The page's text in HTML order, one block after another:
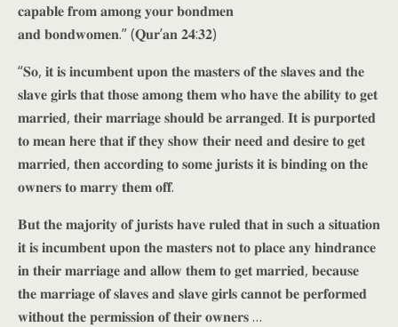
𝐜𝐚𝐩𝐚𝐛𝐥𝐞 𝐟𝐫𝐨𝐦 𝐚𝐦𝐨𝐧𝐠 𝐲𝐨𝐮𝐫 𝐛𝐨𝐧𝐝𝐦𝐞𝐧
𝐚𝐧𝐝 𝐛𝐨𝐧𝐝𝐰𝐨𝐦𝐞𝐧.” (𝐐𝐮𝐫’𝐚𝐧 𝟐𝟒:𝟑𝟐)
“𝐒𝐨, 𝐢𝐭 𝐢𝐬 𝐢𝐧𝐜𝐮𝐦𝐛𝐞𝐧𝐭 𝐮𝐩𝐨𝐧 𝐭𝐡𝐞 𝐦𝐚𝐬𝐭𝐞𝐫𝐬 𝐨𝐟 𝐭𝐡𝐞 𝐬𝐥𝐚𝐯𝐞𝐬 𝐚𝐧𝐝 𝐭𝐡𝐞
𝐬𝐥𝐚𝐯𝐞 𝐠𝐢𝐫𝐥𝐬 𝐭𝐡𝐚𝐭 𝐭𝐡𝐨𝐬𝐞 𝐚𝐦𝐨𝐧𝐠 𝐭𝐡𝐞𝐦 𝐰𝐡𝐨 𝐡𝐚𝐯𝐞 𝐭𝐡𝐞 𝐚𝐛𝐢𝐥𝐢𝐭𝐲 𝐭𝐨 𝐠𝐞𝐭
𝐦𝐚𝐫𝐫𝐢𝐞𝐝, 𝐭𝐡𝐞𝐢𝐫 𝐦𝐚𝐫𝐫𝐢𝐚𝐠𝐞 𝐬𝐡𝐨𝐮𝐥𝐝 𝐛𝐞 𝐚𝐫𝐫𝐚𝐧𝐠𝐞𝐝. 𝐈𝐭 𝐢𝐬 𝐩𝐮𝐫𝐩𝐨𝐫𝐭𝐞𝐝
𝐭𝐨 𝐦𝐞𝐚𝐧 𝐡𝐞𝐫𝐞 𝐭𝐡𝐚𝐭 𝐢𝐟 𝐭𝐡𝐞𝐲 𝐬𝐡𝐨𝐰 𝐭𝐡𝐞𝐢𝐫 𝐧𝐞𝐞𝐝 𝐚𝐧𝐝 𝐝𝐞𝐬𝐢𝐫𝐞 𝐭𝐨 𝐠𝐞𝐭
𝐦𝐚𝐫𝐫𝐢𝐞𝐝, 𝐭𝐡𝐞𝐧 𝐚𝐜𝐜𝐨𝐫𝐝𝐢𝐧𝐠 𝐭𝐨 𝐬𝐨𝐦𝐞 𝐣𝐮𝐫𝐢𝐬𝐭𝐬 𝐢𝐭 𝐢𝐬 𝐛𝐢𝐧𝐝𝐢𝐧𝐠 𝐨𝐧 𝐭𝐡𝐞
𝐨𝐰𝐧𝐞𝐫𝐬 𝐭𝐨 𝐦𝐚𝐫𝐫𝐲 𝐭𝐡𝐞𝐦 𝐨𝐟𝐟.
𝐁𝐮𝐭 𝐭𝐡𝐞 𝐦𝐚𝐣𝐨𝐫𝐢𝐭𝐲 𝐨𝐟 𝐣𝐮𝐫𝐢𝐬𝐭𝐬 𝐡𝐚𝐯𝐞 𝐫𝐮𝐥𝐞𝐝 𝐭𝐡𝐚𝐭 𝐢𝐧 𝐬𝐮𝐜𝐡 𝐚 𝐬𝐢𝐭𝐮𝐚𝐭𝐢𝐨𝐧
𝐢𝐭 𝐢𝐬 𝐢𝐧𝐜𝐮𝐦𝐛𝐞𝐧𝐭 𝐮𝐩𝐨𝐧 𝐭𝐡𝐞 𝐦𝐚𝐬𝐭𝐞𝐫𝐬 𝐧𝐨𝐭 𝐭𝐨 𝐩𝐥𝐚𝐜𝐞 𝐚𝐧𝐲 𝐡𝐢𝐧𝐝𝐫𝐚𝐧𝐜𝐞
𝐢𝐧 𝐭𝐡𝐞𝐢𝐫 𝐦𝐚𝐫𝐫𝐢𝐚𝐠𝐞 𝐚𝐧𝐝 𝐚𝐥𝐥𝐨𝐰 𝐭𝐡𝐞𝐦 𝐭𝐨 𝐠𝐞𝐭 𝐦𝐚𝐫𝐫𝐢𝐞𝐝, 𝐛𝐞𝐜𝐚𝐮𝐬𝐞
𝐭𝐡𝐞 𝐦𝐚𝐫𝐫𝐢𝐚𝐠𝐞 𝐨𝐟 𝐬𝐥𝐚𝐯𝐞𝐬 𝐚𝐧𝐝 𝐬𝐥𝐚𝐯𝐞 𝐠𝐢𝐫𝐥𝐬 𝐜𝐚𝐧𝐧𝐨𝐭 𝐛𝐞 𝐩𝐞𝐫𝐟𝐨𝐫𝐦𝐞𝐝
𝐰𝐢𝐭𝐡𝐨𝐮𝐭 𝐭𝐡𝐞 𝐩𝐞𝐫𝐦𝐢𝐬𝐬𝐢𝐨𝐧 𝐨𝐟 𝐭𝐡𝐞𝐢𝐫 𝐨𝐰𝐧𝐞𝐫𝐬 …